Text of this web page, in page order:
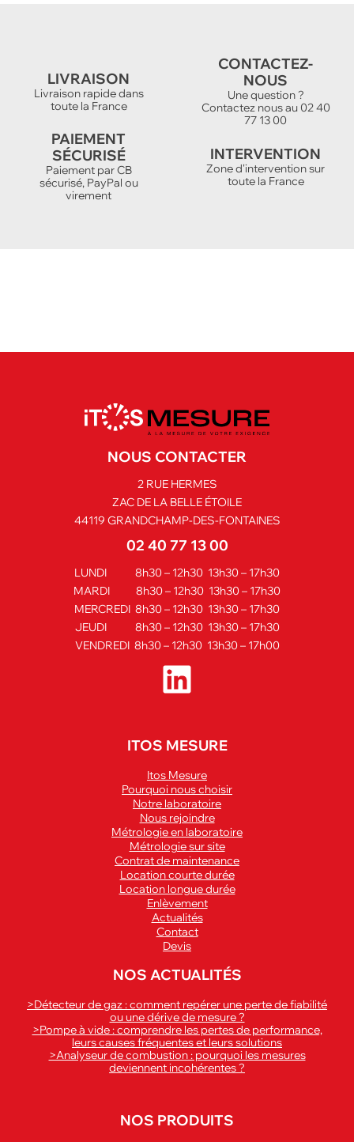
LIVRAISON
Livraison rapide dans
toute la France
CONTACTEZ-
NOUS
Une question ?
Contactez nous au 02 40
77 13 00
PAIEMENT
SÉCURISÉ
Paiement par CB
sécurisé, PayPal ou
virement
INTERVENTION
Zone d'intervention sur
toute la France
NOUS CONTACTER
2 RUE HERMES
ZAC DE LA BELLE ÉTOILE
44119 GRANDCHAMP-DES-FONTAINES
02 40 77 13 00
LUNDI 8h30 – 12h30 13h30 – 17h30
MARDI 8h30 – 12h30 13h30 – 17h30
MERCREDI 8h30 – 12h30 13h30 – 17h30
JEUDI 8h30 – 12h30 13h30 – 17h30
VENDREDI 8h30 – 12h30 13h30 – 17h00
ITOS MESURE
Itos Mesure
Pourquoi nous choisir
Notre laboratoire
Nous rejoindre
Métrologie en laboratoire
Métrologie sur site
Contrat de maintenance
Location courte durée
Location longue durée
Enlèvement
Actualités
Contact
Devis
NOS ACTUALITÉS
>Détecteur de gaz : comment repérer une perte de fiabilité
ou une dérive de mesure ?
>Pompe à vide : comprendre les pertes de performance,
leurs causes fréquentes et leurs solutions
>Analyseur de combustion : pourquoi les mesures
deviennent incohérentes ?
NOS PRODUITS